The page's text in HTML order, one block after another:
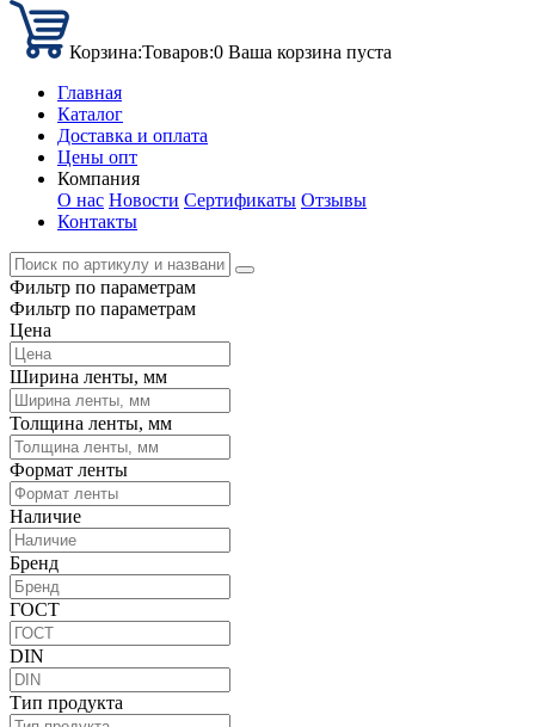
Корзина:Товаров:0 Ваша корзина пуста
Главная
Каталог
Доставка и оплата
Цены опт
Компания
О нас Новости Сертификаты Отзывы
Контакты
Фильтр по параметрам
Фильтр по параметрам
Цена
Ширина ленты, мм
Толщина ленты, мм
Формат ленты
Наличие
Бренд
ГОСТ
DIN
Тип продукта